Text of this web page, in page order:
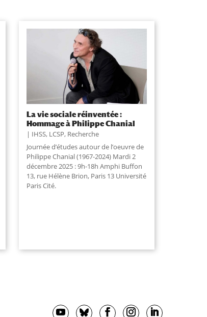
La vie sociale réinventée :
Hommage à Philippe Chanial
IHSS, LCSP, Recherche
Journée d’études autour de l’oeuvre de
Philippe Chanial (1967-2024) Mardi 2
décembre 2025 : 9h-18h Amphi Buffon
13, rue Hélène Brion, Paris 13 Université
Paris Cité.